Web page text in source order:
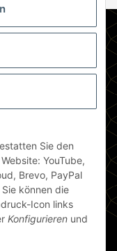
Sie den
YouTube,
Brevo, PayPal
können die
Icon links
Konfigurieren und